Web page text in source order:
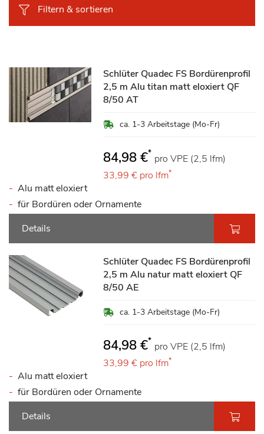
Filtern & sortieren
Schlüter Quadec FS Bordürenprofil
2,5 m Alu titan matt eloxiert QF
8/50 AT
ca. 1-3 Arbeitstage (Mo-Fr)
84,98 €* pro VPE (2,5 lfm)
33,99 € pro lfm*
Alu matt eloxiert
für Bordüren oder Ornamente
Details
Schlüter Quadec FS Bordürenprofil
2,5 m Alu natur matt eloxiert QF
8/50 AE
ca. 1-3 Arbeitstage (Mo-Fr)
84,98 €* pro VPE (2,5 lfm)
33,99 € pro lfm*
Alu matt eloxiert
für Bordüren oder Ornamente
Details